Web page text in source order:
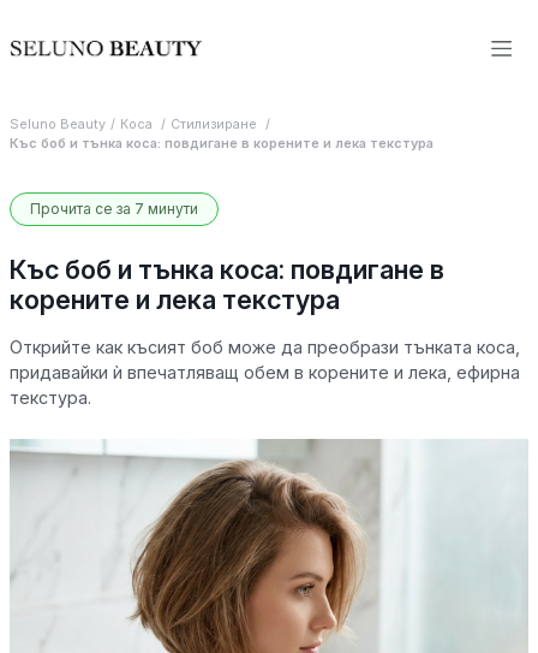
Seluno Beauty Коса
Стилизиране
Къс боб и тънка коса: повдигане в корените и лека текстура
Прочита се за 7 минути
Къс боб и тънка коса: повдигане в
корените и лека текстура
Открийте как късият боб може да преобрази тънката коса,
придавайки ѝ впечатляващ обем в корените и лека, ефирна
текстура.